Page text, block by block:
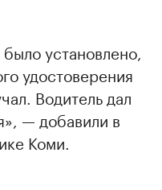
установлено,
удостоверения
Водитель дал
— добавили в
Коми.